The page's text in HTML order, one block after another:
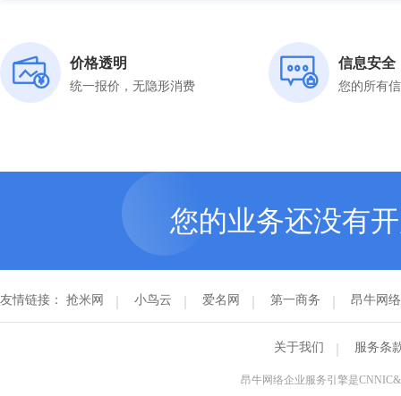
价格透明
统一报价，无隐形消费
信息安全
您的所有
您的业务还没有
友情链接： 抢米网 小鸟云 爱名网 第一商务 昂牛网络
关于我们 服务条
昂牛网络企业服务引擎是